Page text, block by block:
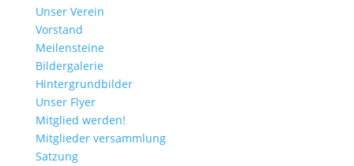
Unser Verein
Vorstand
Meilensteine
Bildergalerie
Hintergrundbilder
Unser Flyer
Mitglied werden!
Mitglieder versammlung
Satzung